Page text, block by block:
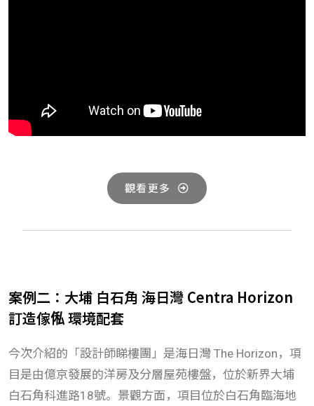
觀看更多
案例二：大埔 白石角 海日灣 Centra Horizon
訂造傢俬 環境配套
今次介紹的「設計師睇樓團」是海日灣 The Horizon ，項
目是由億京發展的洋房及分層屋苑樓盤，位於新界大埔
白石角科進路18號。景觀方面，項目位於白石角臨海地